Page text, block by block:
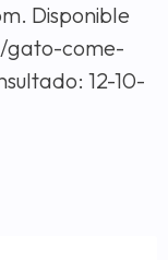
Disponible
gato-come-
12-10-